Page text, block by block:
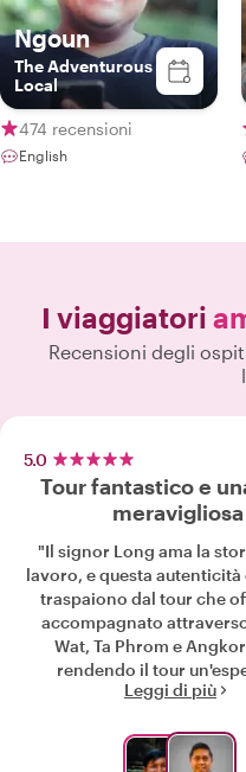
Ngoun
The Adventurous
Local
474 recensioni
English
I viaggiatori
Recensioni degli
5.0
Tour fantastico e
meravigliosa
"Il signor Long ama la
lavoro, e questa autenticità
traspaiono dal tour che
accompagnato
Wat, Ta Phrom e
rendendo il tour
personale e ricca di
Incarna i valori del
cambogiano e la sua
Leggi di più